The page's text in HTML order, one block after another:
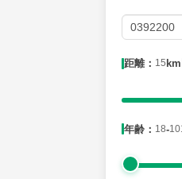
距離： 15
年齢： 18-
距離：15km以内
年齢：18-101歳